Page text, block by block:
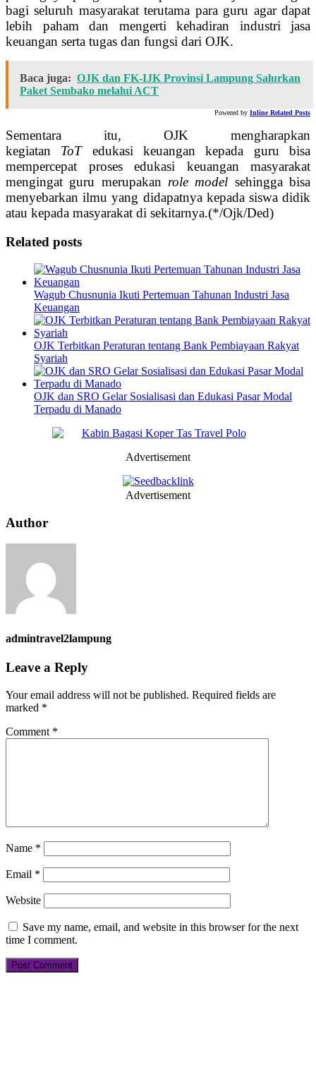
bagi seluruh masyarakat terutama para guru agar dapat
lebih paham dan mengerti kehadiran industri jasa
keuangan serta tugas dan fungsi dari OJK.
Baca juga: OJK dan FK-IJK Provinsi Lampung Salurkan
Paket Sembako melalui ACT
Powered by Inline Related Posts
Sementara itu, OJK mengharapkan
kegiatan ToTedukasi keuangan kepada guru bisa
mempercepat proses edukasi keuangan masyarakat
mengingat guru merupakan role model sehingga bisa
menyebarkan ilmu yang didapatnya kepada siswa didik
atau kepada masyarakat di sekitarnya.(*/Ojk/Ded)
Related posts
Wagub Chusnunia Ikuti Pertemuan Tahunan Industri Jasa
Keuangan
OJK Terbitkan Peraturan tentang Bank Pembiayaan Rakyat
Syariah
OJK dan SRO Gelar Sosialisasi dan Edukasi Pasar Modal
Terpadu di Manado
Advertisement
Advertisement
Author
admintravel2lampung
Leave a Reply
Your email address will not be published. Required fields are
marked *
Comment *
Name *
Email *
Website
Save my name, email, and website in this browser for the next
time I comment.